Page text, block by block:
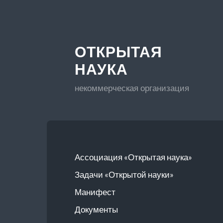
ОТКРЫТАЯ
НАУКА
некоммерческая организация
Ассоциация «Открытая наука»
Задачи «Открытой науки»
Манифест
Документы